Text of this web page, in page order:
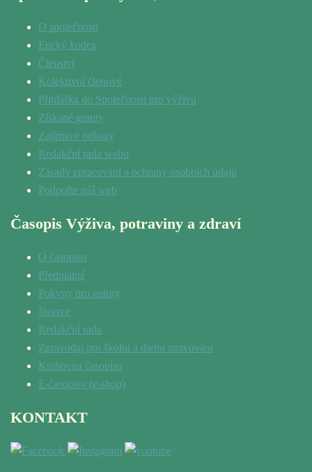
O společnosti
Etický kodex
Členství
Kolektivní členové
Přihláška do Společnosti pro výživu
Získané granty
Zajímavé odkazy
Redakční rada webu
Zásady zpracování a ochrany osobních údajů
Podpořte náš web
Časopis Výživa, potraviny a zdraví
O časopisu
Předplatné
Pokyny pro autory
Inzerce
Redakční rada
Zpravodaj pro školní a dietní stravování
Knihovna časopisu
E-časopisy (e-shop)
KONTAKT